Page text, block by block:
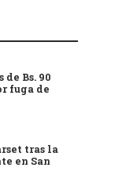
Bs. 90
fuga de
tras la
en San